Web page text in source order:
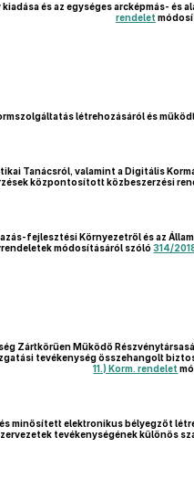
és az egységes arcképmás- és
rendelet
létrehozásáról és
Tanácsról, valamint a Digitális
központosított közbeszerzési
fejlesztési Környezetről és az
módosításáról szóló314/
Zártkörűen Működő
tevékenység összehangolt
11.) Korm. rendelet
minősített elektronikus bélyegzőt
tevékenységének különös